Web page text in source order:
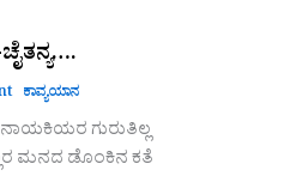
ಕಾವ್ಯಯಾನ
ಗುರುತಿಲ್ಲ
ಮನದ ಡೊಂಕಿನ ಕತೆ